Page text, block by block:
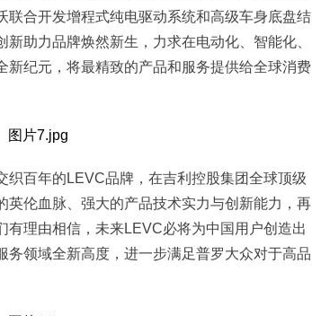
合开发增程式纯电驱动系统和高级车身底盘结
新助力品牌焕然新生 ， 力求在电动化、智能化、
新纪元 ，将最精致的产品和服务提供给全球消费
织百年的LEVC品牌，在吉利控股集团全球顶级
英伦血脉、强大的产品技术实力与创新能力，再
有理由相信， 未来LEVC必将为中国用户创造出
务领域全新高度， 进一步满足普罗大众对于高品